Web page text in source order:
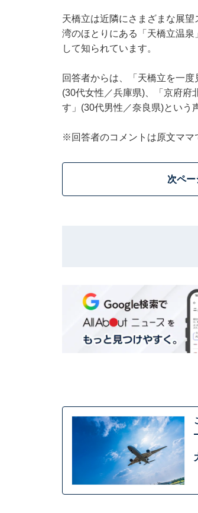
天橋立は近隣にさまざまな展
湾のほとりにある「天橋立温
して知られています。
回答者からは、「天橋立を一
(30代女性／兵庫県)、「京府府
す」(30代男性／奈良県)という
※回答者のコメントは原文ママ
次ペー